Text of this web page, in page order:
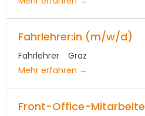
Fahrlehrer:in (m/w/d)
Fahrlehrer
Graz
Mehr erfahren
Front-Office-